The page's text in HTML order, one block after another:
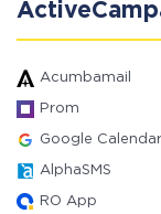
Acumbamail
Prom
Google Calendar
AlphaSMS
RO App